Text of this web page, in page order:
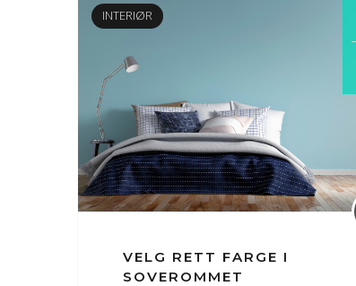
INTERIØR
VELG RETT FARGE I
SOVEROMMET